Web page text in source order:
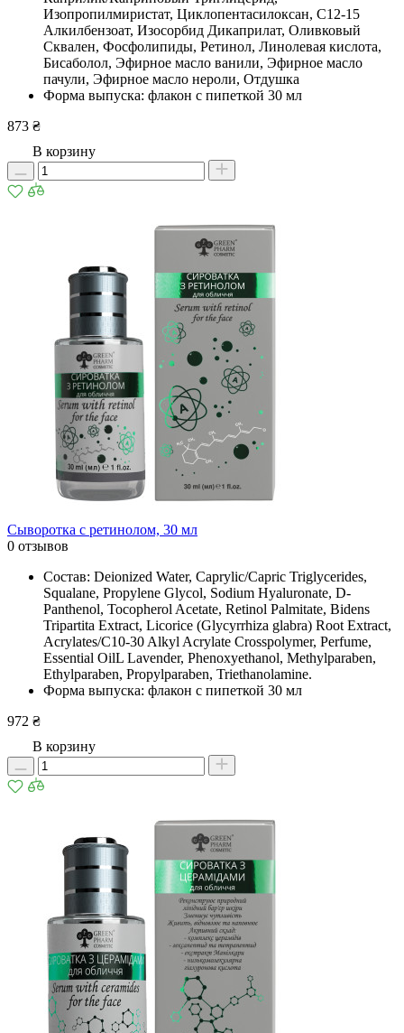
Изопропилмиристат, Циклопентасилоксан, C12-15
Алкилбензоат, Изосорбид Дикаприлат, Оливковый
Сквален, Фосфолипиды, Ретинол, Линолевая кислота,
Бисаболол, Эфирное масло ванили, Эфирное масло
пачули, Эфирное масло нероли, Отдушка
Форма выпуска: флакон с пипеткой 30 мл
873 ₴
В корзину
Сыворотка с ретинолом, 30 мл
0 отзывов
Состав: Deionized Water, Caprylic/Сapric Triglycerides,
Squalane, Propylene Glycol, Sodium Hyaluronate, D-
Panthenol, Tocopherol Acetate, Retinоl Palmitate, Bidens
Tripartita Extract, Licorice (Glycyrrhiza glabra) Root Extract,
Acrylates/C10-30 Alkyl Acrylate Crosspolymer, Рerfume,
Essential OilL Lavender, Phenoxyethanol, Methylparaben,
Ethylparaben, Propylparaben, Triethanolamine.
Форма выпуска: флакон с пипеткой 30 мл
972 ₴
В корзину